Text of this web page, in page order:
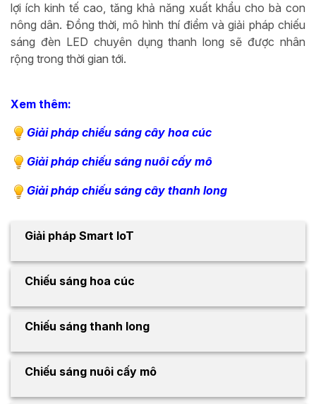
lợi ích kinh tế cao, tăng khả năng xuất khẩu cho bà con
nông dân. Đồng thời, mô hình thí điểm và giải pháp chiếu
sáng đèn LED chuyên dụng thanh long sẽ được nhân
rộng trong thời gian tới.
Xem thêm:
Giải pháp chiếu sáng cây hoa cúc
Giải pháp chiếu sáng nuôi cấy mô
Giải pháp chiếu sáng cây thanh long
Giải pháp Smart IoT
Chiếu sáng hoa cúc
Chiếu sáng thanh long
Chiếu sáng nuôi cấy mô